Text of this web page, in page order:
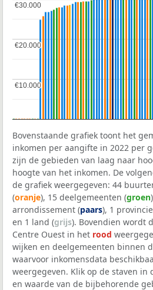
€10.000
€10.000
€20.000
€20.000
€30.000
€30.000
Bovenstaande grafiek toont het
inkomen per aangifte in 2022 per
zijn de gebieden van laag naar
hoogte van het inkomen. De
de grafiek weergegeven: 44
(oranje), 15 deelgemeenten (groen
arrondissement (paars), 1
en 1 land (grijs). Bovendien wordt
Centre Ouest in het rood
wijken en deelgemeenten binnen
waarvoor inkomensdata
weergegeven. Klik op de staven in
en waarde van de bijbehorende